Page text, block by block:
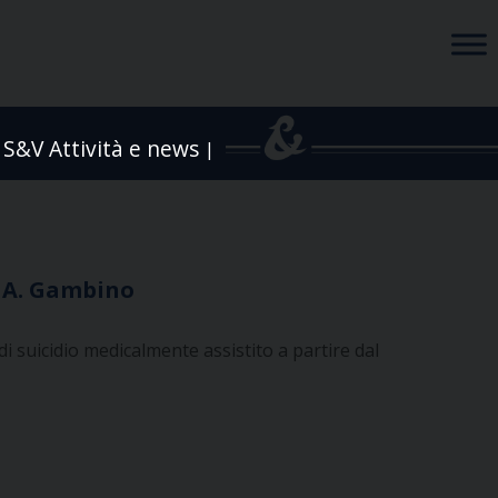
S&V Attività e news |
Gambino
suicidio medicalmente assistito a partire dal